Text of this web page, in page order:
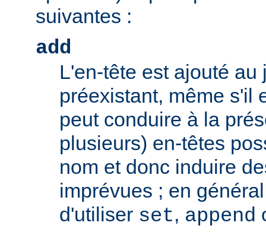
suivantes :
add
L'en-tête est ajouté au
préexistant, même s'il
peut conduire à la
plusieurs) en-têtes
nom et donc induire
imprévues ; en
d'utiliser set, append